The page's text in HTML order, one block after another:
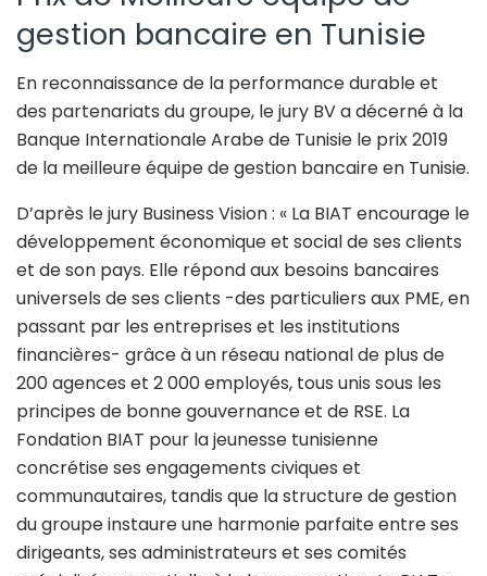
gestion bancaire en Tunisie
En reconnaissance de la performance durable et
des partenariats du groupe, le jury BV a décerné à la
Banque Internationale Arabe de Tunisie le prix 2019
de la meilleure équipe de gestion bancaire en Tunisie.
D’après le jury Business Vision : « La BIAT encourage le
développement économique et social de ses clients
et de son pays. Elle répond aux besoins bancaires
universels de ses clients -des particuliers aux PME, en
passant par les entreprises et les institutions
financières- grâce à un réseau national de plus de
200 agences et 2 000 employés, tous unis sous les
principes de bonne gouvernance et de RSE. La
Fondation BIAT pour la jeunesse tunisienne
concrétise ses engagements civiques et
communautaires, tandis que la structure de gestion
du groupe instaure une harmonie parfaite entre ses
dirigeants, ses administrateurs et ses comités